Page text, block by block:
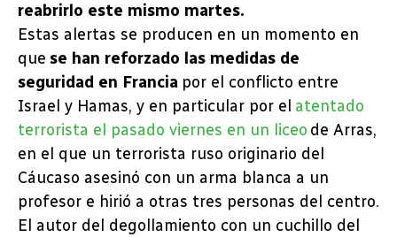
reabrirlo este mismo martes.
Estas alertas se producen en un momento en
que se han reforzado las medidas de
seguridad en Francia por el conflicto entre
Israel y Hamas, y en particular por el atentado
terrorista el pasado viernes en un liceo de Arras,
en el que un terrorista ruso originario del
Cáucaso asesinó con un arma blanca a un
profesor e hirió a otras tres personas del centro.
El autor del degollamiento con un cuchillo del